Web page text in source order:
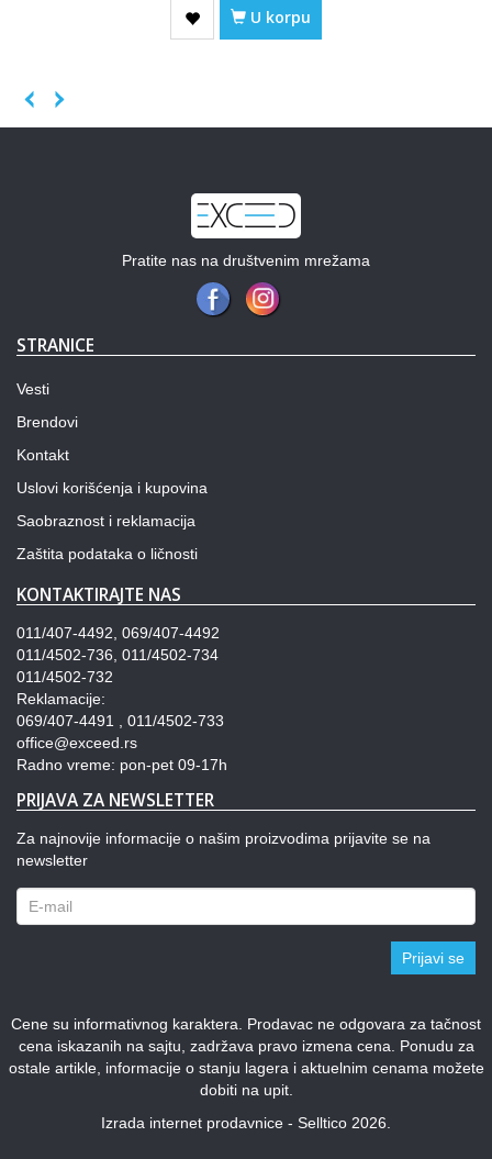
U korpu
Pratite nas na društvenim mrežama
STRANICE
Vesti
Brendovi
Kontakt
Uslovi korišćenja i kupovina
Saobraznost i reklamacija
Zaštita podataka o ličnosti
KONTAKTIRAJTE NAS
011/407-4492, 069/407-4492
011/4502-736, 011/4502-734
011/4502-732
Reklamacije:
069/407-4491 , 011/4502-733
office@exceed.rs
Radno vreme: pon-pet 09-17h
PRIJAVA ZA NEWSLETTER
Za najnovije informacije o našim proizvodima prijavite se na
newsletter
Prijavi se
Cene su informativnog karaktera. Prodavac ne odgovara za tačnost
cena iskazanih na sajtu, zadržava pravo izmena cena. Ponudu za
ostale artikle, informacije o stanju lagera i aktuelnim cenama možete
dobiti na upit.
Izrada internet prodavnice - Selltico 2026.